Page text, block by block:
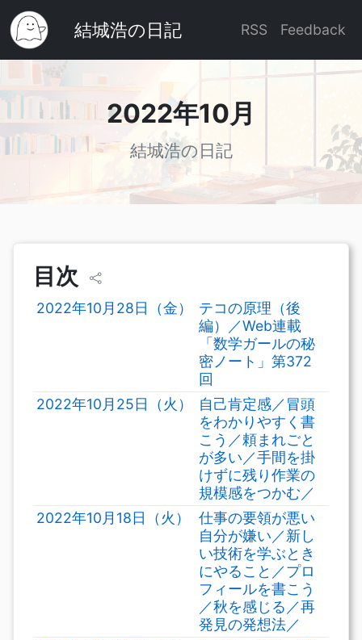
結城浩の日記 RSS Feedback
2022年10月
結城浩の日記
目次
2022年10月28日（金）
テコの原理（後
編）／Web連載
「数学ガールの秘
密ノート」第372
回
2022年10月25日（火）
自己肯定感／冒頭
をわかりやすく書
こう／頼まれごと
が多い／手間を掛
けずに残り作業の
規模感をつかむ／
2022年10月18日（火）
仕事の要領が悪い
自分が嫌い／新し
い技術を学ぶとき
にやること／プロ
フィールを書こう
／秋を感じる／再
発見の発想法／